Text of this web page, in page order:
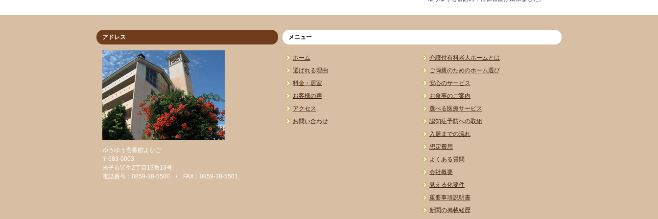
アドレス
ゆうゆう壱番館よなご
〒683-0003
米子市皆生2丁目13番13号
電話番号：0859-38-5500 / FAX：0859-38-5501
メニュー
ホーム
選ばれる理由
料金・居室
お客様の声
アクセス
お問い合わせ
介護付有料老人ホームとは
ご両親のためのホーム選び
安心のサービス
お食事のご案内
選べる医療サービス
認知症予防への取組
入居までの流れ
想定費用
よくある質問
会社概要
見える化要件
重要事項説明書
新聞の掲載経歴